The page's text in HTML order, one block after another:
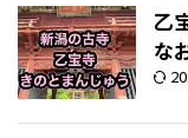
乙
な